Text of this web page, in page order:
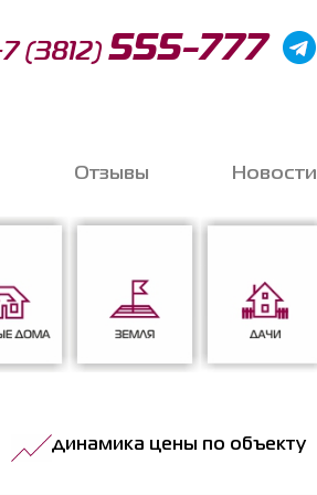
(3812) 555-777
Отзывы Новости
дома Земля Дачи
динамика цены по объекту